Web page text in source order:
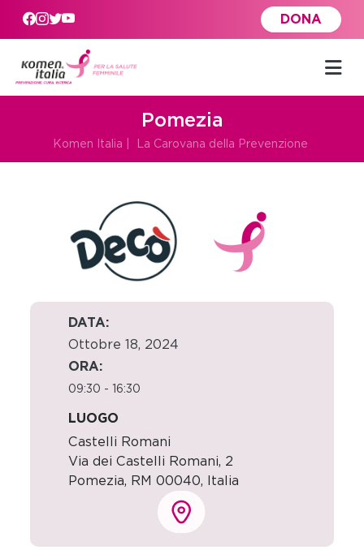
Skip to main content
DONA
Pomezia
Komen Italia La Carovana della Prevenzione
DATA:
Ottobre 18, 2024
ORA:
09:30 - 16:30
LUOGO
Castelli Romani
Via dei Castelli Romani, 2
Pomezia, RM 00040, Italia